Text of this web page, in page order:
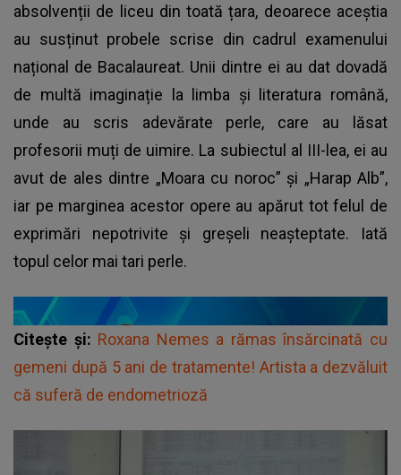
absolvenții de liceu din toată țara, deoarece aceștia
au susținut probele scrise din cadrul examenului
național de Bacalaureat. Unii dintre ei au dat dovadă
de multă imaginație la limba și literatura română,
unde au scris adevărate perle, care au lăsat
profesorii muți de uimire. La subiectul al III-lea, ei au
avut de ales dintre „Moara cu noroc” și „Harap Alb”,
iar pe marginea acestor opere au apărut tot felul de
exprimări nepotrivite și greșeli neașteptate. Iată
topul celor mai tari perle.
Citește și: Roxana Nemes a rămas însărcinată cu
gemeni după 5 ani de tratamente! Artista a dezvăluit
că suferă de endometrioză